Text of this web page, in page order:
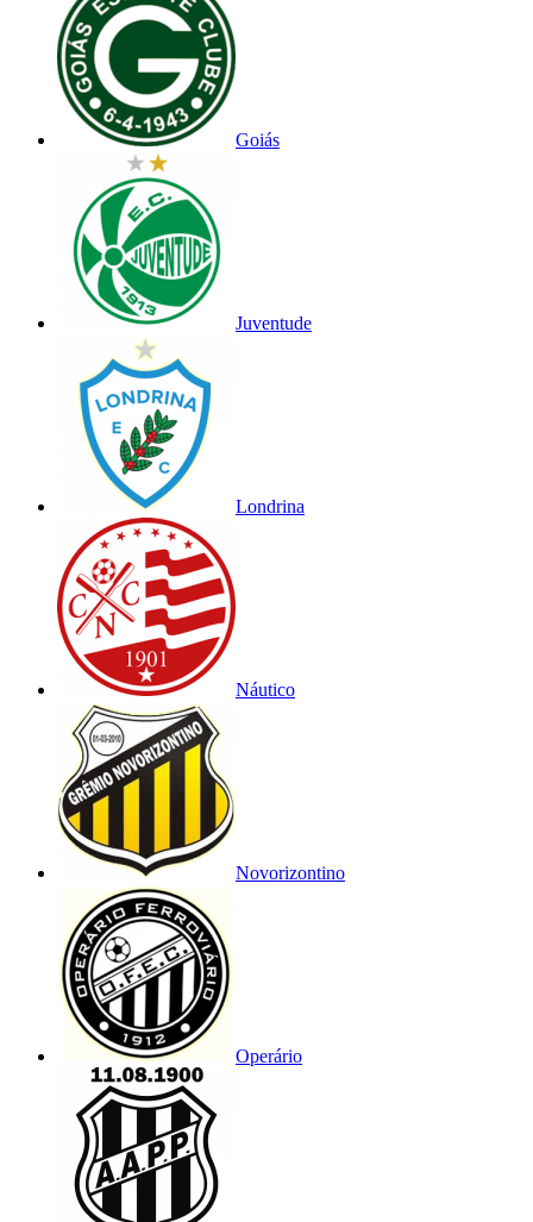
Goiás
Juventude
Londrina
Náutico
Novorizontino
Operário